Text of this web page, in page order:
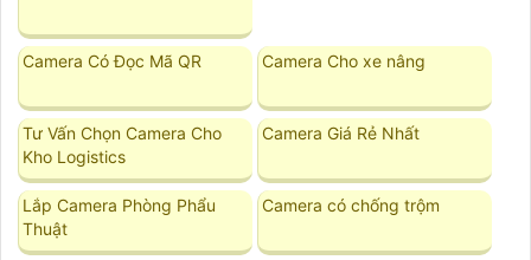
Camera Có Đọc Mã QR Camera Cho xe nâng
Tư Vấn Chọn Camera Cho
Kho Logistics
Camera Giá Rẻ Nhất
Lắp Camera Phòng Phẩu
Thuật
Camera có chống trộm